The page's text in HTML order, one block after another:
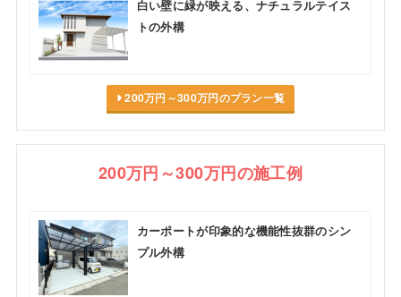
白い壁に緑が映える、ナチュラルテイス
トの外構
200万円～300万円のプラン一覧
200万円～300万円の施工例
カーポートが印象的な機能性抜群のシン
プル外構